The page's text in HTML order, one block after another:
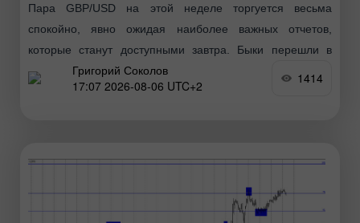
Пара GBP/USD на этой неделе торгуется весьма
спокойно, явно ожидая наиболее важных отчетов,
которые станут доступными завтра. Быки перешли в
новое наступление в конце июня, затем последовал
обычный коррекционный откат
Григорий Соколов
17:07 2026-08-06 UTC+2
1414